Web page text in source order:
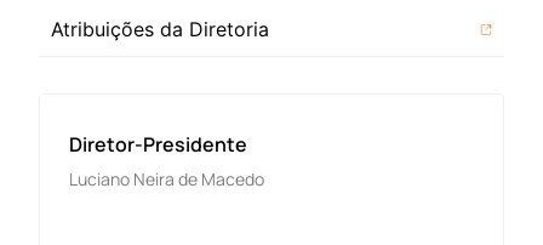
Atribuições da Diretoria
Vice-Presidente
Marcelo Luís Martins Prado